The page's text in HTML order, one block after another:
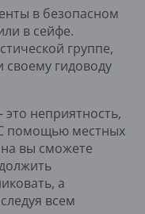
в безопасном
в сейфе.
группе,
гидо­воду
неприятность,
С помощью местных
вы сможете
а
всем